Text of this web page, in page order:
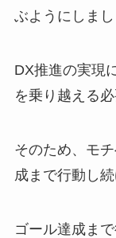
ぶようにしまし
DX推進の実現
を乗り越える必
そのため、モ
成まで行動し
ゴール達成ま